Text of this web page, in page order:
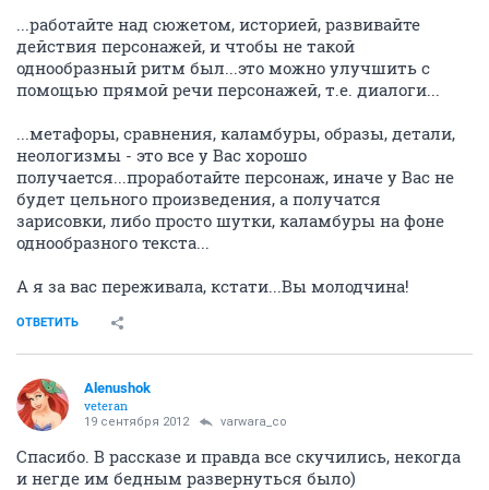
...работайте над сюжетом, историей, развивайте
действия персонажей, и чтобы не такой
однообразный ритм был...это можно улучшить с
помощью прямой речи персонажей, т.е. диалоги...
...метафоры, сравнения, каламбуры, образы, детали,
неологизмы - это все у Вас хорошо
получается...проработайте персонаж, иначе у Вас не
будет цельного произведения, а получатся
зарисовки, либо просто шутки, каламбуры на фоне
однообразного текста...
А я за вас переживала, кстати...Вы молодчина!
ОТВЕТИТЬ
Alenushok
veteran
19 сентября 2012 varwara_co
Спасибо. В рассказе и правда все скучились, некогда
и негде им бедным развернуться было)